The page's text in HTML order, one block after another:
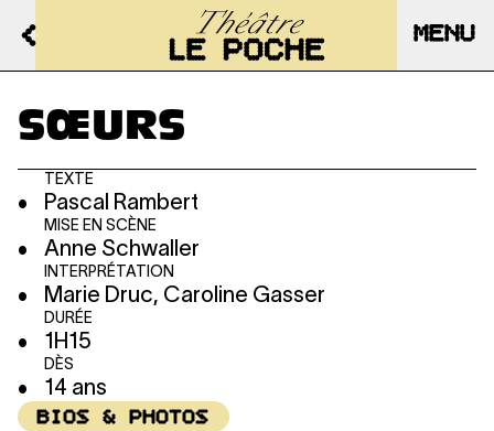
MENU
SŒURS
TEXTE
Pascal Rambert
MISE EN SCÈNE
Anne Schwaller
INTERPRÉTATION
Marie Druc, Caroline Gasser
DURÉE
1H15
DÈS
14 ans
BIOS & PHOTOS